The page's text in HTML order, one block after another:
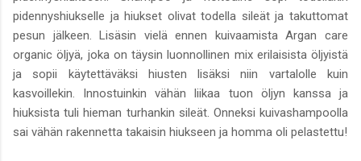
pidennyshiukselle ja hiukset olivat todella sileät ja takuttomat
pesun jälkeen. Lisäsin vielä ennen kuivaamista Argan care
organic öljyä, joka on täysin luonnollinen mix erilaisista öljyistä
ja sopii käytettäväksi hiusten lisäksi niin vartalolle kuin
kasvoillekin. Innostuinkin vähän liikaa tuon öljyn kanssa ja
hiuksista tuli hieman turhankin sileät. Onneksi kuivashampoolla
sai vähän rakennetta takaisin hiukseen ja homma oli pelastettu!